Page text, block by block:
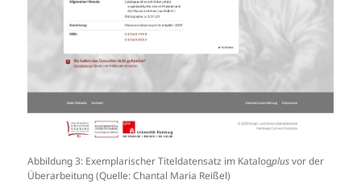
Abbildung 3: Exemplarischer Titeldatensatz im Katalogplusvor der
Überarbeitung (Quelle: Chantal Maria Reißel)